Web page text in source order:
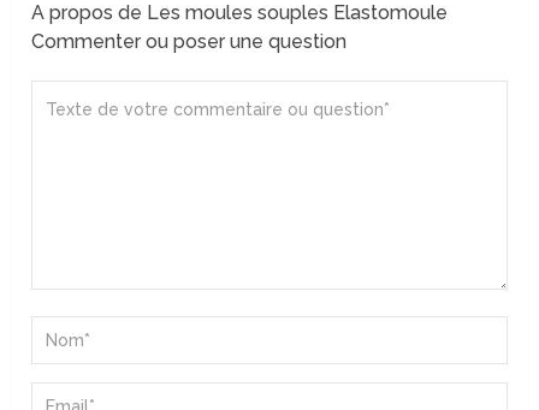
A propos de Les moules souples Elastomoule
Commenter ou poser une question